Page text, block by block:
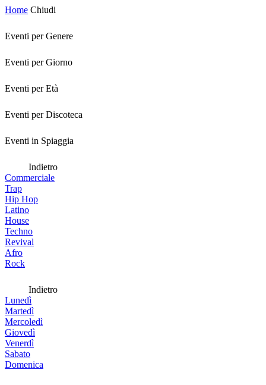
Home Chiudi
Eventi per Genere
Eventi per Giorno
Eventi per Età
Eventi per Discoteca
Eventi in Spiaggia
Indietro
Commerciale
Trap
Hip Hop
Latino
House
Techno
Revival
Afro
Rock
Indietro
Lunedì
Martedì
Mercoledì
Giovedì
Venerdì
Sabato
Domenica